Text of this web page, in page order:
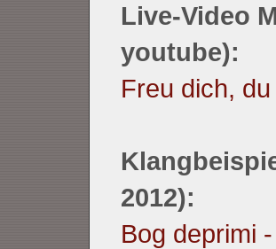
Live-Video
youtube):
Freu dich,
2012):
Bog deprimi